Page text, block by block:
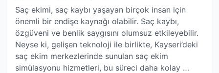
Saç ekimi, saç kaybı yaşayan birçok insan için
önemli bir endişe kaynağı olabilir. Saç kaybı,
özgüveni ve benlik saygısını olumsuz etkileyebilir.
Neyse ki, gelişen teknoloji ile birlikte, Kayseri’deki
saç ekim merkezlerinde sunulan saç ekim
simülasyonu hizmetleri, bu süreci daha kolay …